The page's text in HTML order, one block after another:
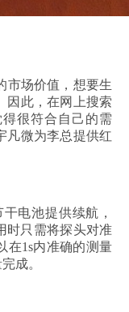
场价值，想要生
因此，在网上搜索
很符合自己的需
凡微为李总提供红
电池提供续航，
时只需将探头对准
在1s内准确的测量
成。